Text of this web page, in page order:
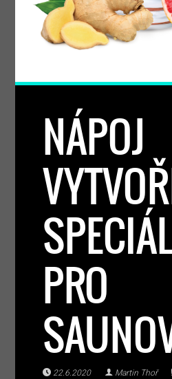
NÁPOJ
PRO
22.6.2020 Martin Thoř